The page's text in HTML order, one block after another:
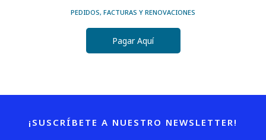
PEDIDOS, FACTURAS Y RENOVACIONES
Pagar Aquí
¡SUSCRÍBETE A NUESTRO NEWSLETTER!